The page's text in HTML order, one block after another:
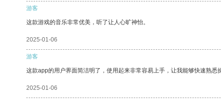
游客
这款游戏的音乐非常优美，听了让人心旷神怡。
2025-01-06
游客
这款app的用户界面简洁明了，使用起来非常容易上手，让我能够快速熟悉
2025-01-06